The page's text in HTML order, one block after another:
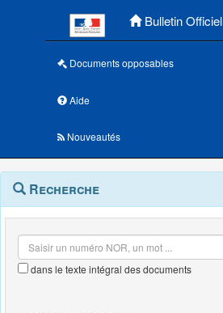
Bulletin Officiel
Documents opposables
Aide
Nouveautés
Navigation
outils
Menu
contextuel
Recherche
dans le texte intégral des documents